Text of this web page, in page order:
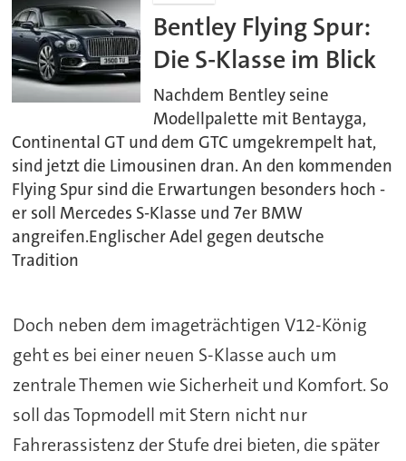
Bentley Flying Spur:
Die S-Klasse im Blick
Nachdem Bentley seine
Modellpalette mit Bentayga,
Continental GT und dem GTC umgekrempelt hat,
sind jetzt die Limousinen dran. An den kommenden
Flying Spur sind die Erwartungen besonders hoch -
er soll Mercedes S-Klasse und 7er BMW
angreifen.Englischer Adel gegen deutsche
Tradition
Doch neben dem imageträchtigen V12-König
geht es bei einer neuen S-Klasse auch um
zentrale Themen wie Sicherheit und Komfort. So
soll das Topmodell mit Stern nicht nur
Fahrerassistenz der Stufe drei bieten, die später